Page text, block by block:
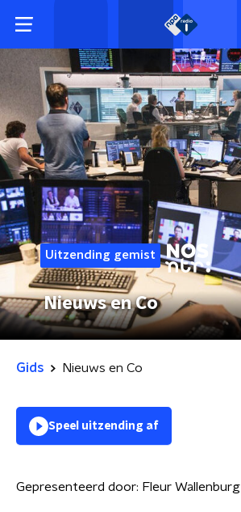
Uitzending gemist
Nieuws en Co
Gids Nieuws en Co
Speel uitzending af
Gepresenteerd door: Fleur Wallenburg